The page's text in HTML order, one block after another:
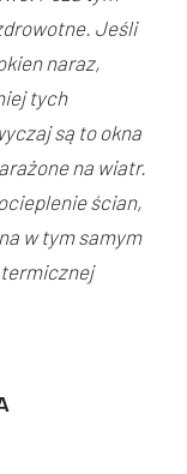
Jeśli
naraz,
tych
są to okna
na wiatr.
ścian,
w tym samym